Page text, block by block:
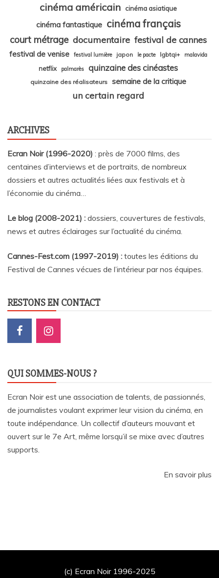
cinéma américain
cinéma asiatique
cinéma fantastique cinéma français
court métrage documentaire festival de cannes
festival de venise festival lumière japon le pacte lgbtqi+ malavida
netflix palmarès quinzaine des cinéastes
quinzaine des réalisateurs semaine de la critique
un certain regard
ARCHIVES
Ecran Noir (1996-2020) : près de 7000 films, des
centaines d’interviews et de portraits, de nombreux
dossiers et autres actualités liées aux festivals et à
l’économie du cinéma…
Le blog (2008-2021) : dossiers, couvertures de festivals,
news et autres éclairages sur l’actualité du cinéma
Cannes-Fest.com (1997-2019) : toutes les éditions du
Festival de Cannes vécues de l’intérieur par nos équipes.
RESTONS EN CONTACT
QUI SOMMES-NOUS ?
Ecran Noir est une association de talents, de passionnés,
de journalistes voulant exprimer leur vision du cinéma, en
toute indépendance. Un collectif d’auteurs mouvant et
ouvert sur le 7e Art, même lorsqu’il se mixe avec d’autres
supports.
En savoir plus
(c) Ecran Noir 1996-2025